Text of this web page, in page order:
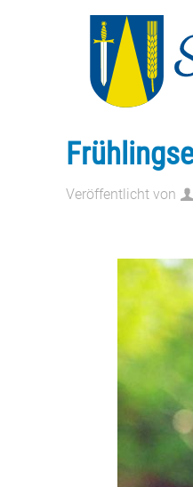
Veröffentlicht von